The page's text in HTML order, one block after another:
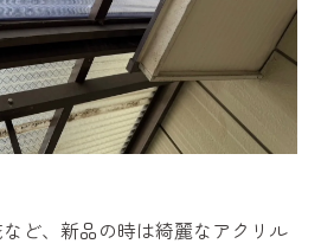
ど、新品の時は綺麗なアクリル